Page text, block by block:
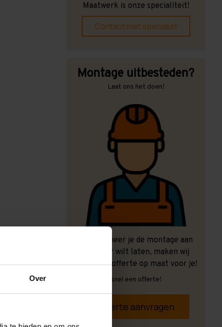
Over
Maatwerk is onze specialiteit!
Contact met specialist
Montage uitbesteden?
Laat ons het doen!
Ook wanneer je de montage aan
ons over wilt laten, maken wij
graag een offerte op maat voor je!
Vrijblijvend, snel een offerte!
Offerte aanvragen